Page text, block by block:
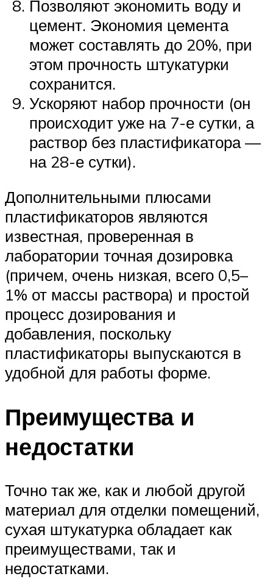
Позволяют экономить воду и
цемент. Экономия цемента
может составлять до 20%, при
этом прочность штукатурки
сохранится.
Ускоряют набор прочности (он
происходит уже на 7-е сутки, а
раствор без пластификатора —
на 28-е сутки).
Дополнительными плюсами
пластификаторов являются
известная, проверенная в
лаборатории точная дозировка
(причем, очень низкая, всего 0,5–
1% от массы раствора) и простой
процесс дозирования и
добавления, поскольку
пластификаторы выпускаются в
удобной для работы форме.
Преимущества и
недостатки
Точно так же, как и любой другой
материал для отделки помещений,
сухая штукатурка обладает как
преимуществами, так и
недостатками.